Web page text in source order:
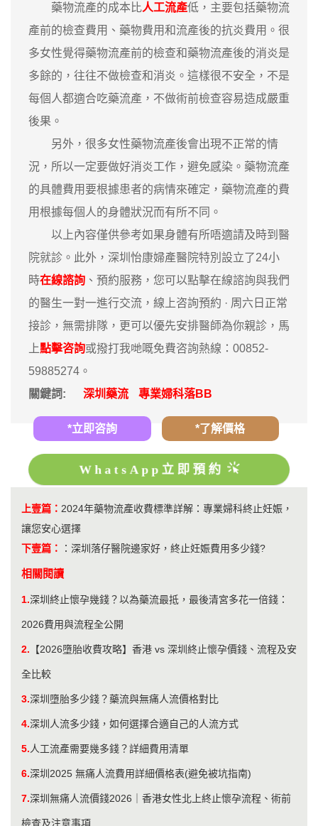
藥物流產的成本比人工流產低，主要包括藥物流
產前的檢查費用、藥物費用和流產後的抗炎費用。很
多女性覺得藥物流產前的檢查和藥物流產後的消炎是
多餘的，往往不做檢查和消炎。這樣很不安全，不是
每個人都適合吃藥流產，不做術前檢查容易造成嚴重
後果。
另外，很多女性藥物流產後會出現不正常的情
況，所以一定要做好消炎工作，避免感染。藥物流產
的具體費用要根據患者的病情來確定，藥物流產的費
用根據每個人的身體狀況而有所不同。
以上內容僅供參考如果身體有所唔適請及時到醫
院就診。此外，深圳怡康婦產醫院特別設立了24小
時在線諮詢 、預約服務，您可以點擊在線諮詢與我們
的醫生一對一進行交流，線上咨詢預約 · ‎周六日正常
接診，無需排隊，更可以優先安排醫師為你親診，馬
上點擊咨詢或撥打我哋嘅免費咨詢熱線：00852-
59885274。
關鍵詞:
深圳藥流 專業婦科落BB
*立即咨詢 *了解價格
WhatsApp立即預約
上壹篇： 2024年藥物流產收費標準詳解：專業婦科終止妊娠，
讓您安心選擇
下壹篇：
： 深圳落仔醫院邊家好，終止妊娠費用多少錢?
相關閱讀
1.深圳終止懷孕幾錢？以為藥流最抵，最後清宮多花一倍錢：
2026費用與流程全公開
2. 【2026墮胎收費攻略】香港 vs 深圳終止懷孕價錢、流程及安
全比較
3.深圳墮胎多少錢？藥流與無痛人流價格對比
4.​深圳人流多少錢，如何選擇合適自己的人流方式
5.人工流產需要幾多錢？詳細費用清單
6.深圳2025 無痛人流費用詳細價格表(避免被坑指南)
7.深圳無痛人流價錢2026｜香港女性北上終止懷孕流程、術前
檢查及注意事項